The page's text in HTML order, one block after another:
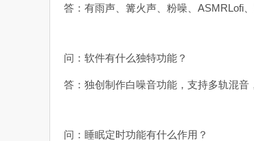
答：有雨声、篝火声、粉噪、ASMRLofi
问：软件有什么独特功能？
答：独创制作白噪音功能，支持多轨混音
问：睡眠定时功能有什么作用？